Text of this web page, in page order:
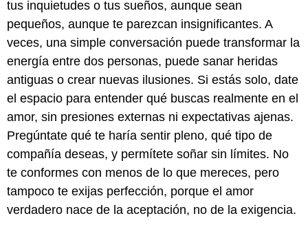
tus inquietudes o tus sueños, aunque sean
pequeños, aunque te parezcan insignificantes. A
veces, una simple conversación puede transformar la
energía entre dos personas, puede sanar heridas
antiguas o crear nuevas ilusiones. Si estás solo, date
el espacio para entender qué buscas realmente en el
amor, sin presiones externas ni expectativas ajenas.
Pregúntate qué te haría sentir pleno, qué tipo de
compañía deseas, y permítete soñar sin límites. No
te conformes con menos de lo que mereces, pero
tampoco te exijas perfección, porque el amor
verdadero nace de la aceptación, no de la exigencia.